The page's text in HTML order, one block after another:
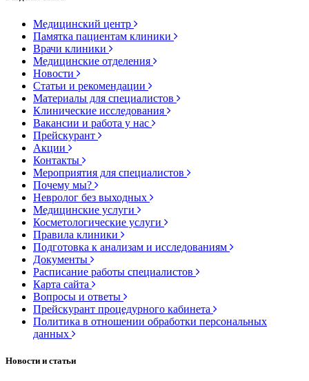
Медицинский центр
Памятка пациентам клиники
Врачи клиники
Медицинские отделения
Новости
Статьи и рекомендации
Материалы для специалистов
Клинические исследования
Вакансии и работа у нас
Прейскурант
Акции
Контакты
Мероприятия для специалистов
Почему мы?
Невролог без выходных
Медицинские услуги
Косметологические услуги
Правила клиники
Подготовка к анализам и исследованиям
Документы
Расписание работы специалистов
Карта сайта
Вопросы и ответы
Прейскурант процедурного кабинета
Политика в отношении обработки персональных
данных
Новости и статьи